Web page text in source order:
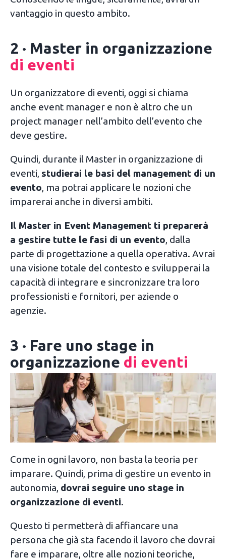
vantaggio in questo ambito.
2 · Master in organizzazione
di eventi
Un organizzatore di eventi, oggi si chiama
anche event manager e non è altro che un
project manager nell’ambito dell’evento che
deve gestire.
Quindi, durante il Master in organizzazione di
eventi, studierai le basi del management di un
evento, ma potrai applicare le nozioni che
imparerai anche in diversi ambiti.
Il Master in Event Management ti preparerà
a gestire tutte le fasi di un evento, dalla
parte di progettazione a quella operativa. Avrai
una visione totale del contesto e svilupperai la
capacità di integrare e sincronizzare tra loro
professionisti e fornitori, per aziende o
agenzie.
3 · Fare uno stage in
organizzazione di eventi
Come in ogni lavoro, non basta la teoria per
imparare. Quindi, prima di gestire un evento in
autonomia, dovrai seguire uno stage in
organizzazione di eventi.
Questo ti permetterà di affiancare una
persona che già sta facendo il lavoro che dovrai
fare e imparare, oltre alle nozioni teoriche,